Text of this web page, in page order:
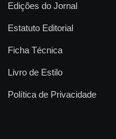
Edições do Jornal
Estatuto Editorial
Ficha Técnica
Livro de Estilo
Política de Privacidade